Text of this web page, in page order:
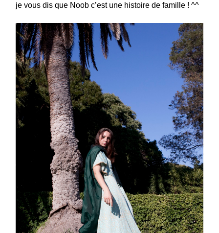
je vous dis que Noob c’est une histoire de famille ! ^^